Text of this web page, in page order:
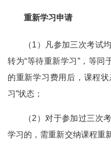
重新学习申请
（1）凡参加三次考试
转为“等待重新学习”，等同
的重新学习费用后，课程状
习”状态；
（2）对于参加过三次
学习的，需重新交纳课程重